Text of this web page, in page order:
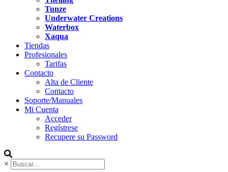
Tunze
Underwater Creations
Waterbox
Xaqua
Tiendas
Profesionales
Tarifas
Contacto
Alta de Cliente
Contacto
Soporte/Manuales
Mi Cuenta
Acceder
Regístrese
Recupere su Password
×